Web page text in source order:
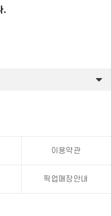
이용약관
픽업매장안내